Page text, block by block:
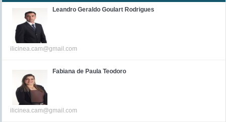
Leandro Geraldo Goulart Rodrigues
ilicinea.cam@gmail.com
Fabiana de Paula Teodoro
ilicinea.cam@gmail.com